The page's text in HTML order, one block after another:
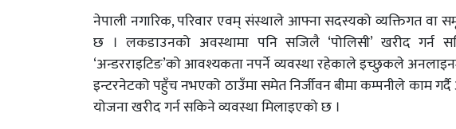
नेपाली नगारिक, परिवार एवम् संस्थाले आफ्ना सदस्यको व्यक्तिगत वा
छ । लकडाउनको अवस्थामा पनि सजिलै ‘पोलिसी’ खरीद गर्न
‘अन्डरराइटिङ’को आवश्यकता नपर्ने व्यवस्था रहेकाले इच्छुकले
इन्टरनेटको पहुँच नभएको ठाउँमा समेत निर्जीवन बीमा कम्पनीले काम गर्दै
योजना खरीद गर्न सकिने व्यवस्था मिलाइएको छ ।